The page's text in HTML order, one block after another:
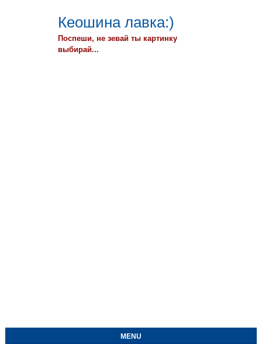
Кеошина лавка:)
Поспеши, не зевай ты картинку
выбирай...
MENU